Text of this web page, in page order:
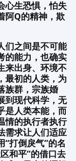
心生恐惧，怕失
阿Q的精神，欺
们之间是不可能
的能力，也确实
来出身、环境不
最初的人类，为
族群，宗族婚
到现代科学，无
是人类本能，而
情的执行者执行
需求让人们适应
打倒戾气”的名
和平”的借口去